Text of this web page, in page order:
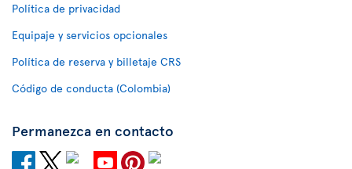
Política de privacidad
Equipaje y servicios opcionales
Política de reserva y billetaje CRS
Código de conducta (Colombia)
Permanezca en contacto